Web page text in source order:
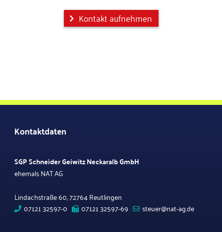
Kontakt aufnehmen
Kontaktdaten
SGP Schneider Geiwitz Neckaralb GmbH
ehemals NAT AG
Lindachstraße 60, 72764 Reutlingen
07121 32597-0
07121 32597-69 steuer@nat-ag.de